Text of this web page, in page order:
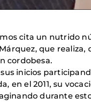
cita un nutrido
que realiza,
cordobesa.
inicios
en el 2011, su
durante